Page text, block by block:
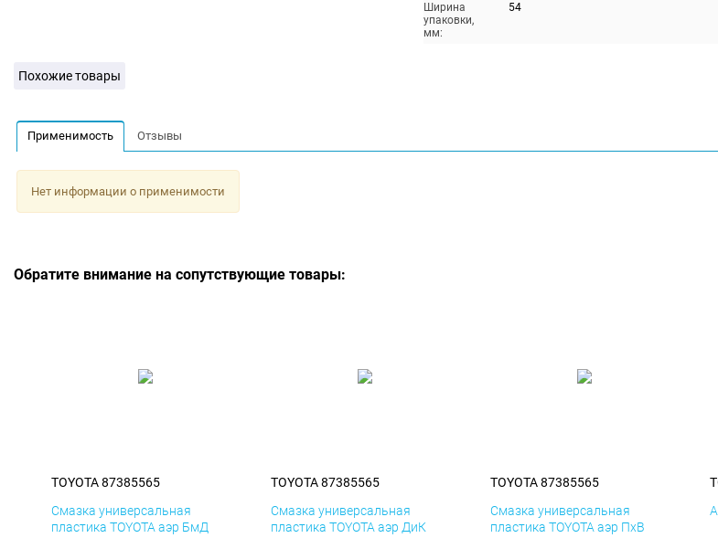
Ширина
упаковки,
мм:
54
Похожие товары
Применимость Отзывы
Нет информации о применимости
Обратите внимание на сопутствующие товары:
TOYOTA 87385565
Смазка универсальная
пластика TOYOTA аэр БмД
TOYOTA 87385565
Смазка универсальная
пластика TOYOTA аэр ДиК
TOYOTA 87385565
Смазка универсальная
пластика TOYOTA аэр ПхВ